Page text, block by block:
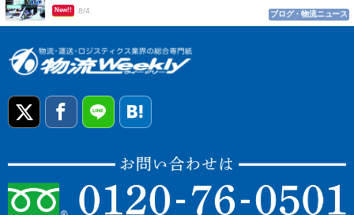
New!! 8/4 ブログ・物流ニュース